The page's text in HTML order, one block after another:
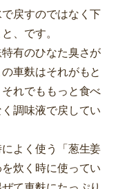
戻すのではなく下
、です。
有のひなた臭さが
車麩はそれがもと
れでももっと食べ
調味液で戻してい
よく使う「葱生姜
炊く時に使ってい